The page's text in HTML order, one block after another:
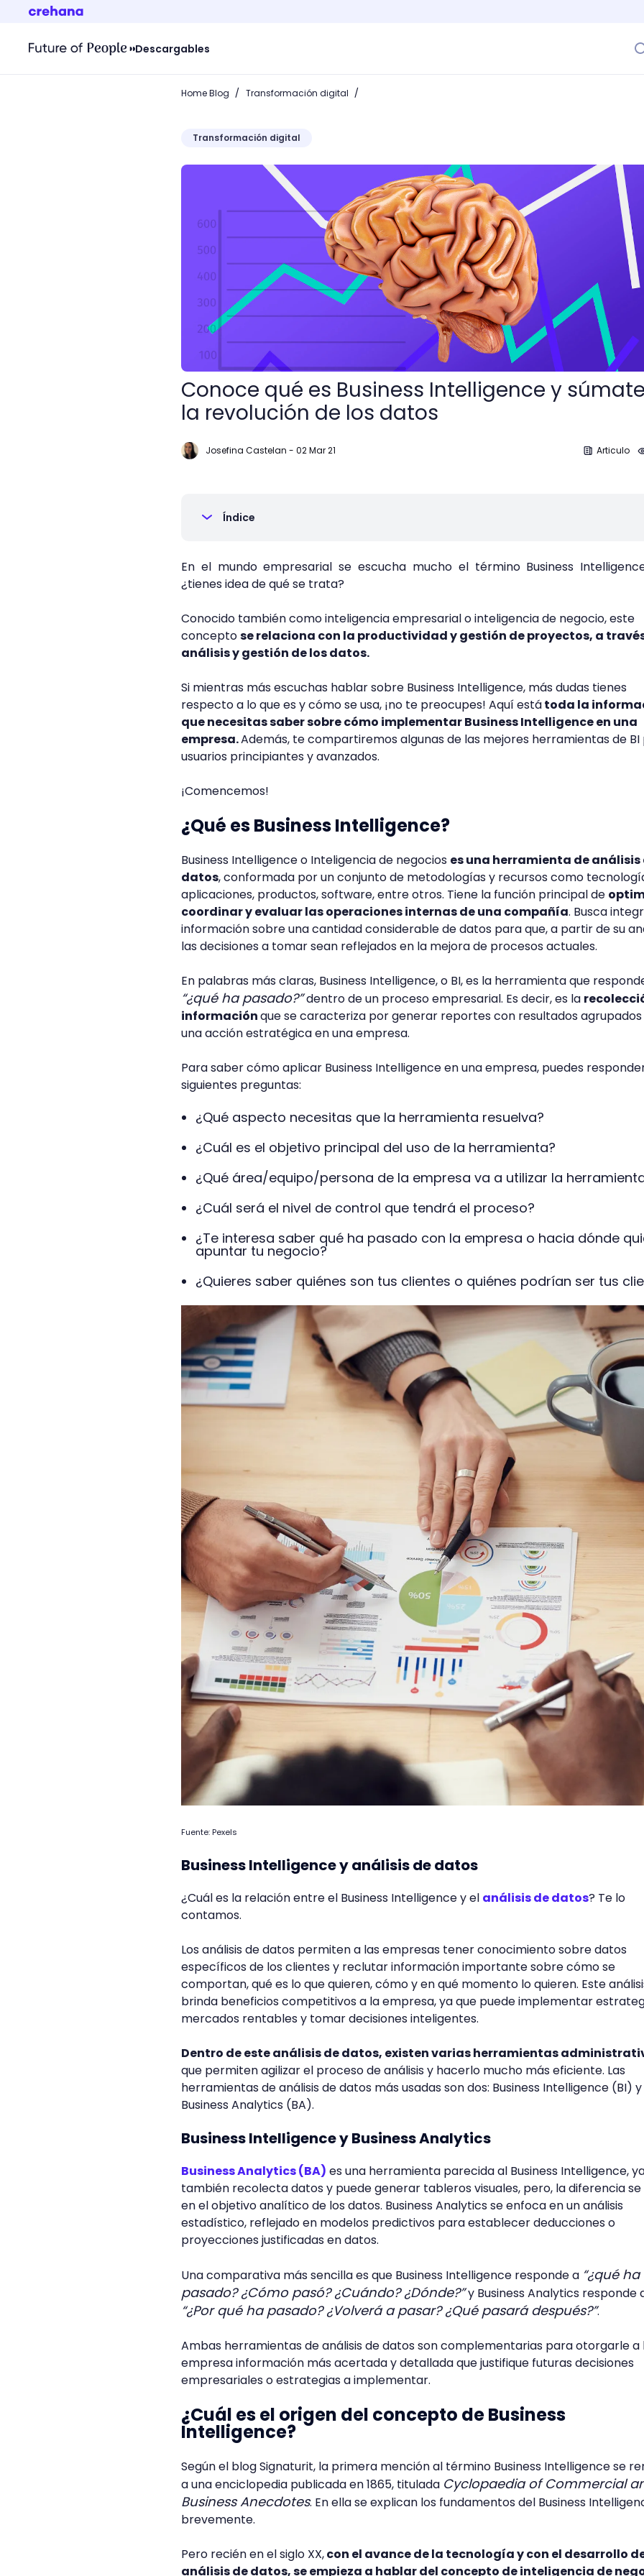
Descargables
Home Blog / Transformación digital /
Transformación digital
Conoce qué es Business Intelligence y súmate a la revolución de los datos
Conoce qué es Business Intelligence y
la revolución de los datos
Josefina Castelan - 02 Mar 21 Articulo
Índice
En el mundo empresarial se escucha mucho el término Business
¿tienes idea de qué se trata?
Conocido también como inteligencia empresarial o inteligencia de negocio, este
conceptose relaciona con la productividad y gestión de proyectos, a
análisis y gestión de los datos.
Si mientras más escuchas hablar sobre Business Intelligence, más dudas tienes
respecto a lo que es y cómo se usa, ¡no te preocupes! Aquí estátoda la
que necesitas saber sobre cómo implementar Business Intelligence en una
empresa.Además, te compartiremos algunas de las mejores herramientas de
usuarios principiantes y avanzados.
¡Comencemos!
¿Qué es Business Intelligence?
Business Intelligence o Inteligencia de negocios es una herramienta de análisis
datos, conformada por un conjunto de metodologías y recursos como
aplicaciones, productos, software, entre otros. Tiene la función principal de
coordinar y evaluar las operaciones internas de una compañía. Busca
información sobre una cantidad considerable de datos para que, a partir de su
las decisiones a tomar sean reflejados en la mejora de procesos actuales.
En palabras más claras, Business Intelligence, o BI, es la herramienta que
“¿qué ha pasado?”dentro de un proceso empresarial. Es decir, es la
informaciónque se caracteriza por generar reportes con resultados
una acción estratégica en una empresa.
Para saber cómo aplicar Business Intelligence en una empresa, puedes
siguientes preguntas:
¿Qué aspecto necesitas que la herramienta resuelva?
¿Cuál es el objetivo principal del uso de la herramienta?
¿Qué área/equipo/persona de la empresa va a utilizar la
¿Cuál será el nivel de control que tendrá el proceso?
¿Te interesa saber qué ha pasado con la empresa o hacia dónde
apuntar tu negocio?
¿Quieres saber quiénes son tus clientes o quiénes podrían ser tus
Fuente: Pexels
Business Intelligence y análisis de datos
¿Cuál es la relación entre el Business Intelligence y el análisis de datos? Te lo
contamos.
Los análisis de datos permiten a las empresas tener conocimiento sobre datos
específicos de los clientes y reclutar información importante sobre cómo se
comportan, qué es lo que quieren, cómo y en qué momento lo quieren. Este
brinda beneficios competitivos a la empresa, ya que puede implementar
mercados rentables y tomar decisiones inteligentes.
Dentro de este análisis de datos, existen varias herramientas
que permiten agilizar el proceso de análisis y hacerlo mucho más eficiente. Las
herramientas de análisis de datos más usadas son dos: Business Intelligence (BI) y
Business Analytics (BA).
Business Intelligence y Business Analytics
Business Analytics (BA) es una herramienta parecida al Business Intelligence,
también recolecta datos y puede generar tableros visuales, pero, la diferencia
en el objetivo analítico de los datos. Business Analytics se enfoca en un análisis
estadístico, reflejado en modelos predictivos para establecer deducciones o
proyecciones justificadas en datos.
Una comparativa más sencilla es que Business Intelligence responde a “¿qué ha
pasado? ¿Cómo pasó? ¿Cuándo? ¿Dónde?”y Business Analytics responde
“¿Por qué ha pasado? ¿Volverá a pasar? ¿Qué pasará después?”.
Ambas herramientas de análisis de datos son complementarias para otorgarle a
empresa información más acertada y detallada que justifique futuras decisiones
empresariales o estrategias a implementar.
¿Cuál es el origen del concepto de Business
Intelligence?
Según el blog Signaturit, la primera mención al término Business Intelligence se
a una enciclopedia publicada en 1865, titulada Cyclopaedia of Commercial
Business Anecdotes. En ella se explican los fundamentos del Business
brevemente.
Pero recién en el siglo XX,con el avance de la tecnología y con el desarrollo
análisis de datos, se empieza a hablar del concepto de inteligencia de